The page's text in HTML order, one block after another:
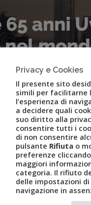
sito
Privacy e Cookies
Il presente sito
simili per facilitarne
l’esperienza di
a decidere quali
suo diritto alla
consentire tutti i
di non consentire
pulsante Rifiuta o
preferenze
maggiori
categoria. Il rifiuto
delle impostazioni
navigazione in